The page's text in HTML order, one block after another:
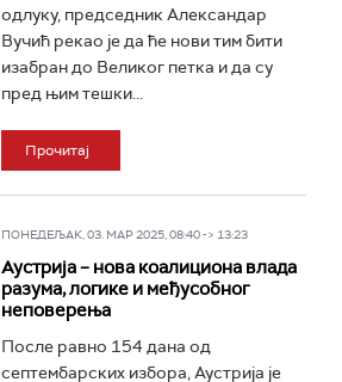
одлуку, председник Александар
Вучић рекао је да ће нови тим бити
изабран до Великог петка и да су
пред њим тешки...
Прочитај
ПОНЕДЕЉАК, 03. МАР 2025, 08:40 -> 13:23
Аустрија – нова коалициона влада
разума, логике и међусобног
неповерења
После равно 154 дана од
септембарских избора, Аустрија је